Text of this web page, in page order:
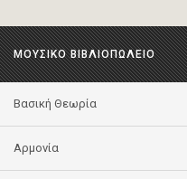
ΜΟΥΣΙΚΟ ΒΙΒΛΙΟΠΩΛΕΙΟ
Βασική Θεωρία
Αρμονία